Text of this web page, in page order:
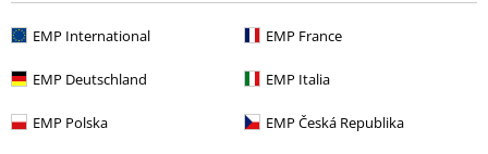
EMP International EMP France
EMP Deutschland EMP Italia
EMP Polska EMP Česká Republika
vanaf€ 64,99